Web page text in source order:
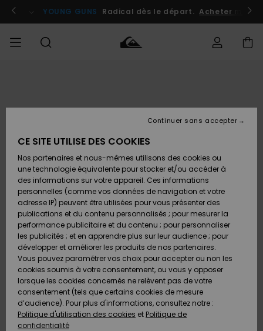
l'information
le
Se connecter / s'inscrire
YOUNG GUNS Radical dès le départ. Acheter
Chaussures
& Tongs
Surf
Snow
Nouveautés
Chaussures
& Tongs
Surf
Snow
Nouveautés
FEMME
A
Découvrir
Snow
SURF
Surf
Shop
Enfant
Highlights
Communauté
SNOW
Snow
Shop
Enfant
Snow
Shop
Femme
A
Découvrir
Communauté
OUTLET
Enfant
Outlet
Femme
AIDE &
CONTACT
Retours
Paiement
Carte
Cadeau
Quiksilver
Freedom
Protection
des
MAGASINS
CE SITE UTILISE DES COOKIES
Nos partenaires et nous-mêmes utilisons des cookies ou
une technologie équivalente pour stocker et/ou accéder à
des informations sur votre appareil. Ces informations
personnelles (comme vos données de navigation et votre
adresse IP) peuvent être utilisées pour vous présenter des
publications et du contenu personnalisés ; pour mesurer la
performance publicitaire et du contenu ; pour personnaliser
les publicités ; et en apprendre plus sur leur audience ; pour
développer et améliorer les produits de nos partenaires.
Vous pouvez paramétrer vos choix pour accepter ou non les
cookies soumis à votre consentement, ou vous y opposer
lorsque les cookies concernés ne relèvent pas de votre
consentement (tels que certains cookies de mesure
d’audience). Pour plus d'informations, consultez notre :
Politique d'utilisation des cookies et Politique de
confidentialité
Continuer sans accepter